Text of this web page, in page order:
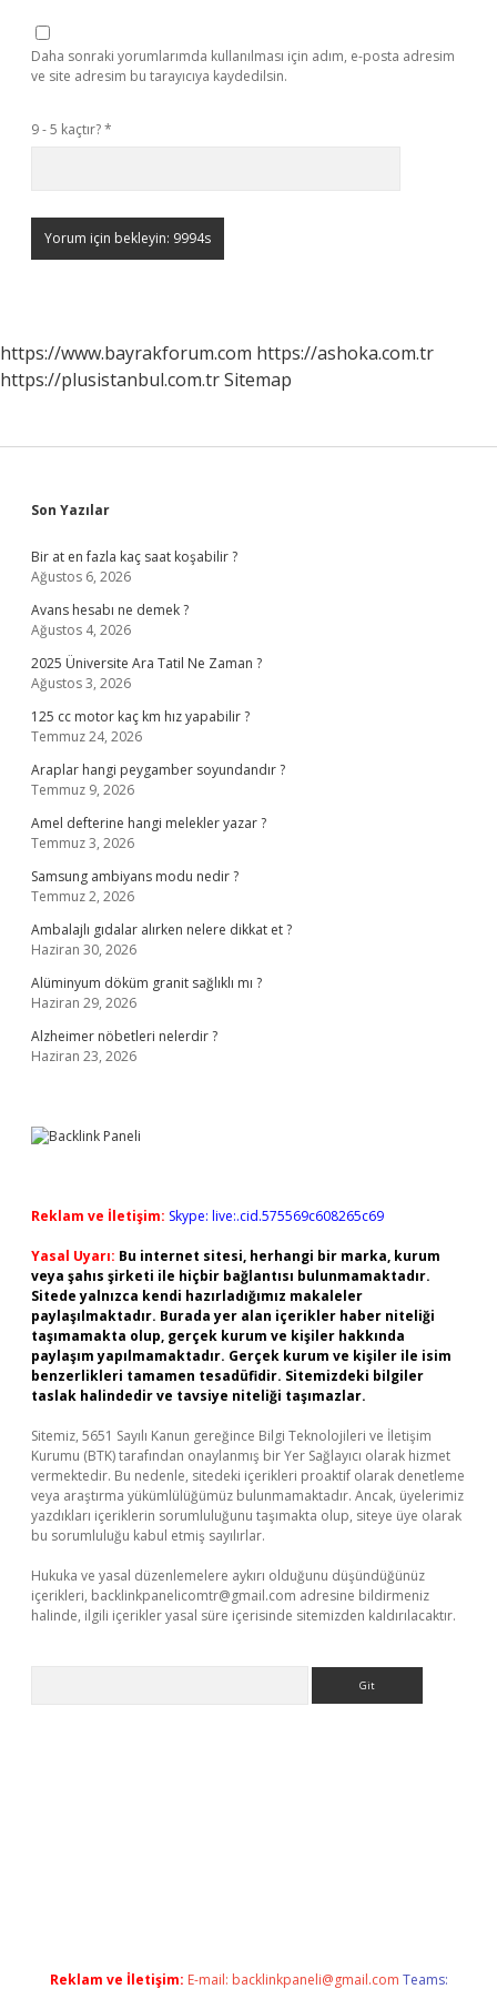
Daha sonraki yorumlarımda kullanılması için adım, e-posta adresim
ve site adresim bu tarayıcıya kaydedilsin.
9 - 5 kaçtır?*
https://www.bayrakforum.com https://ashoka.com.tr
https://plusistanbul.com.trSitemap
Sidebar
Son Yazılar
Bir at en fazla kaç saat koşabilir ?
Ağustos 6, 2026
Avans hesabı ne demek ?
Ağustos 4, 2026
2025 Üniversite Ara Tatil Ne Zaman ?
Ağustos 3, 2026
125 cc motor kaç km hız yapabilir ?
Temmuz 24, 2026
Araplar hangi peygamber soyundandır ?
Temmuz 9, 2026
Amel defterine hangi melekler yazar ?
Temmuz 3, 2026
Samsung ambiyans modu nedir ?
Temmuz 2, 2026
Ambalajlı gıdalar alırken nelere dikkat et ?
Haziran 30, 2026
Alüminyum döküm granit sağlıklı mı ?
Haziran 29, 2026
Alzheimer nöbetleri nelerdir ?
Haziran 23, 2026
Reklam ve İletişim: Skype: live:.cid.575569c608265c69
Yasal Uyarı: Bu internet sitesi, herhangi bir marka, kurum
veya şahıs şirketi ile hiçbir bağlantısı bulunmamaktadır.
Sitede yalnızca kendi hazırladığımız makaleler
paylaşılmaktadır. Burada yer alan içerikler haber niteliği
taşımamakta olup, gerçek kurum ve kişiler hakkında
paylaşım yapılmamaktadır. Gerçek kurum ve kişiler ile isim
benzerlikleri tamamen tesadüfidir. Sitemizdeki bilgiler
taslak halindedir ve tavsiye niteliği taşımazlar.
Sitemiz, 5651 Sayılı Kanun gereğince Bilgi Teknolojileri ve İletişim
Kurumu (BTK) tarafından onaylanmış bir Yer Sağlayıcı olarak hizmet
vermektedir. Bu nedenle, sitedeki içerikleri proaktif olarak denetleme
veya araştırma yükümlülüğümüz bulunmamaktadır. Ancak, üyelerimiz
yazdıkları içeriklerin sorumluluğunu taşımakta olup, siteye üye olarak
bu sorumluluğu kabul etmiş sayılırlar.
Hukuka ve yasal düzenlemelere aykırı olduğunu düşündüğünüz
içerikleri, backlinkpanelicomtr@gmail.com adresine bildirmeniz
halinde, ilgili içerikler yasal süre içerisinde sitemizden kaldırılacaktır.
Reklam ve İletişim: E-mail: backlinkpaneli@gmail.com Teams: